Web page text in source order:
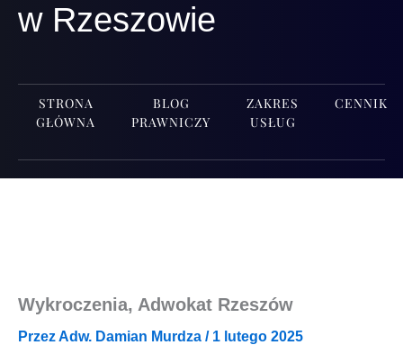
w Rzeszowie
STRONA
GŁÓWNA
BLOG
PRAWNICZY
ZAKRES
USŁUG
CENNIK
Wykroczenia, Adwokat Rzeszów
PrzezAdw. Damian Murdza / 1 lutego 2025